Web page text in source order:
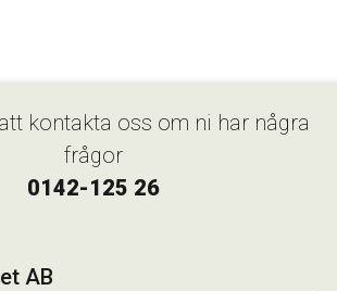
kontakta oss om ni har några
frågor
0142-125 26
AB